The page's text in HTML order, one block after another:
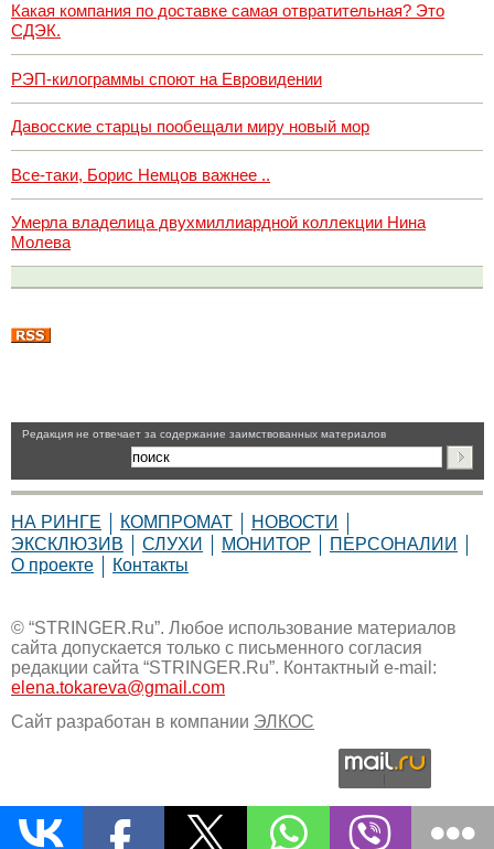
Какая компания по доставке самая отвратительная? Это
СДЭК.
РЭП-килограммы споют на Евровидении
Давосские старцы пообещали миру новый мор
Все-таки, Борис Немцов важнее ..
Умерла владелица двухмиллиардной коллекции Нина
Молева
Pедакция не отвечает за содержание заимствованных материалов
НА РИНГЕ КОМПРОМАТ
НОВОСТИ
ЭКСКЛЮЗИВ
СЛУХИ МОНИТОР
ПЕРСОНАЛИИ
О проекте
Контакты
© “STRINGER.Ru”. Любое использование материалов
сайта допускается только с письменного согласия
редакции сайта “STRINGER.Ru”. Контактный e-mail:
elena.tokareva@gmail.com
Сайт разработан в компании ЭЛКОС